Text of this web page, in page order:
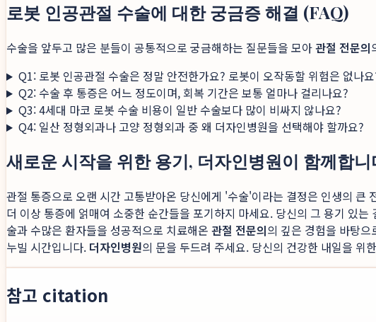
로봇 인공관절 수술에 대한 궁금증 해결 (FAQ)
수술을 앞두고 많은 분들이 공통적으로 궁금해하는 질문들을 모아관절 전문의
Q1: 로봇 인공관절 수술은 정말 안전한가요? 로봇이 오작동할 위험은 없나
Q2: 수술 후 통증은 어느 정도이며, 회복 기간은 보통 얼마나 걸리나요?
Q3: 4세대 마코 로봇 수술 비용이 일반 수술보다 많이 비싸지 않나요?
Q4: 일산 정형외과나 고양 정형외과 중 왜 더자인병원을 선택해야 할까요?
새로운 시작을 위한 용기, 더자인병원이 함께합니
관절 통증으로 오랜 시간 고통받아온 당신에게 '수술'이라는 결정은 인생의
더 이상 통증에 얽매여 소중한 순간들을 포기하지 마세요. 당신의 그 용기 있
술과 수많은 환자들을 성공적으로 치료해온 관절 전문의의 깊은 경험을 바탕
누빌 시간입니다. 더자인병원의 문을 두드려 주세요. 당신의 건강한 내일을 위
참고 citation